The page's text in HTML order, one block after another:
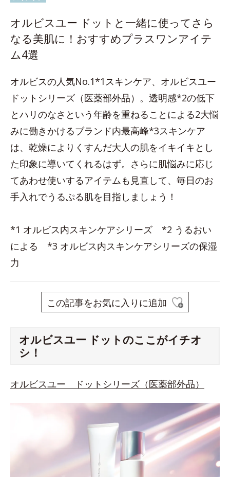
オルビスユー ドットと一緒に使ってさら
なる美肌に！おすすめプラスワンアイテ
ム4選
オルビスの人気No.1*1スキンケア、オルビスユー
ドットシリーズ（医薬部外品）。透明感*2の低下
とハリのなさという年齢を重ねることによる2大悩
みに働きかけるブランド内最高峰*3スキンケア
は、乾燥によりくすんだ大人の肌をイキイキとし
た印象に導いてくれるはず。さらに肌悩みに応じ
てあわせ使いするアイテムも見直して、毎日のお
手入れでうるぷる肌を目指しましょう！
*1 オルビス内スキンケアシリーズ *2 うるおい
による *3 オルビス内スキンケアシリーズの保湿
力
この記事をお気に入りに追加
オルビスユー ドットのここがイチオ
シ！
オルビスユー ドットシリーズ（医薬部外品）